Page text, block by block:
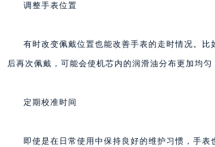
调整手表位置
有时改变佩戴位置也能改善手表的走时情况。比
后再次佩戴，可能会使机芯内的润滑油分布更加均匀
定期校准时间
即使是在日常使用中保持良好的维护习惯，手